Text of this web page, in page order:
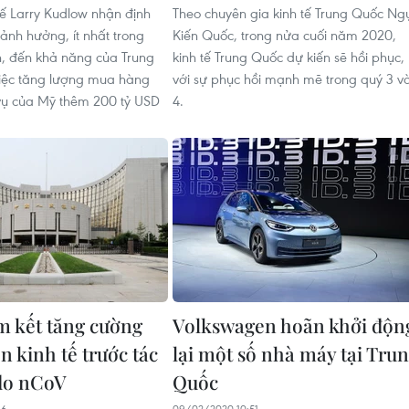
Larry Kudlow nhận định
hưởng, ít nhất trong
đến khả năng của Trung
tăng lượng mua hàng
của Mỹ thêm 200 tỷ USD
Theo chuyên gia kinh tế Trung Quốc
Kiến Quốc, trong nửa cuối năm 2020,
kinh tế Trung Quốc dự kiến sẽ hồi phục,
với sự phục hồi mạnh mẽ trong quý 3
4.
kết tăng cường
kinh tế trước tác
nCoV
Volkswagen hoãn khởi
lại một số nhà máy tại
Quốc